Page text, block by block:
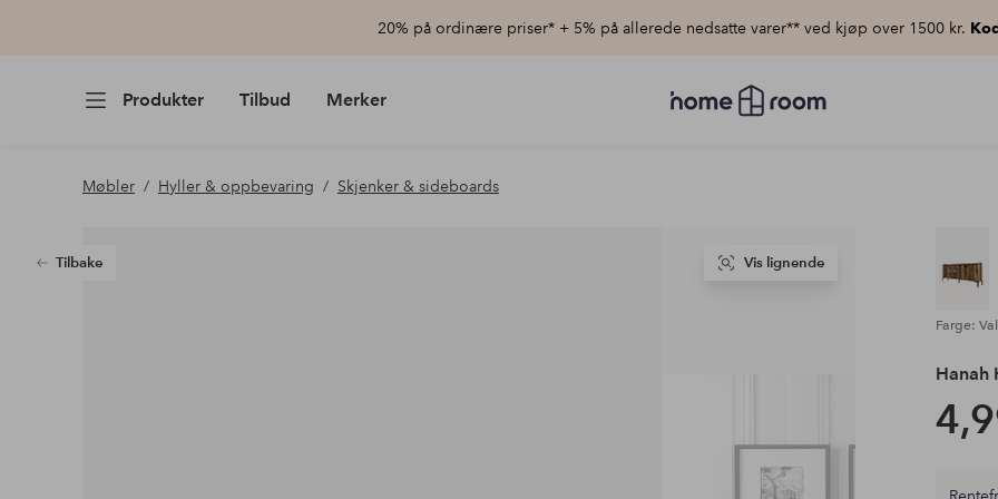
20% på ordinære priser* + 5% på allerede nedsatte varer** ved kjøp over 1500 kr.
Produkter Tilbud Merker
Homeroom
–
Møbler Hyller & oppbevaring Skjenker & sideboards
Tilbake Vis lignende
Farge:
Hanah